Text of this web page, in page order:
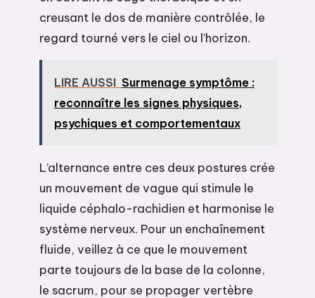
creusant le dos de manière contrôlée, le
regard tourné vers le ciel ou l’horizon.
LIRE AUSSI Surmenage symptôme :
reconnaître les signes physiques,
psychiques et comportementaux
L’alternance entre ces deux postures crée
un mouvement de vague qui stimule le
liquide céphalo-rachidien et harmonise le
système nerveux. Pour un enchaînement
fluide, veillez à ce que le mouvement
parte toujours de la base de la colonne,
le sacrum, pour se propager vertèbre